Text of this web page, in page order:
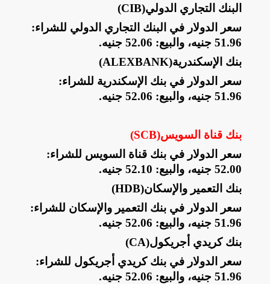
البنك التجاري الدولي(CIB)
سعر الدولار في البنك التجاري الدولي للشراء:
51.96 جنيه، والبيع: 52.06 جنيه
.
بنك الإسكندرية(ALEXBANK)
سعر الدولار في بنك الإسكندرية للشراء:
51.96 جنيه، والبيع: 52.06 جنيه
.
بنك قناة السويس(SCB)
سعر الدولار في بنك قناة السويس للشراء:
52.00 جنيه، والبيع: 52.10 جنيه
.
بنك التعمير والإسكان(HDB)
سعر الدولار في بنك التعمير والإسكان للشراء:
51.96 جنيه، والبيع: 52.06 جنيه
.
بنك كريدي أجريكول(CA)
سعر الدولار في بنك كريدي أجريكول للشراء:
51.96 جنيه، والبيع: 52.06 جنيه
.